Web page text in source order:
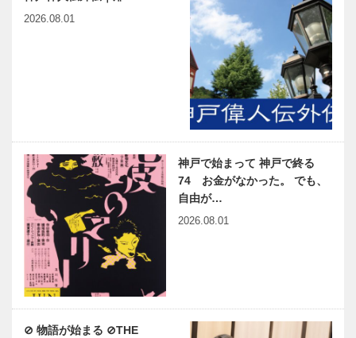
2026.08.01
神戸で始まって 神戸で終る
74 お金がなかった。 でも、
自由が…
2026.08.01
⊘ 物語が始まる ⊘THE